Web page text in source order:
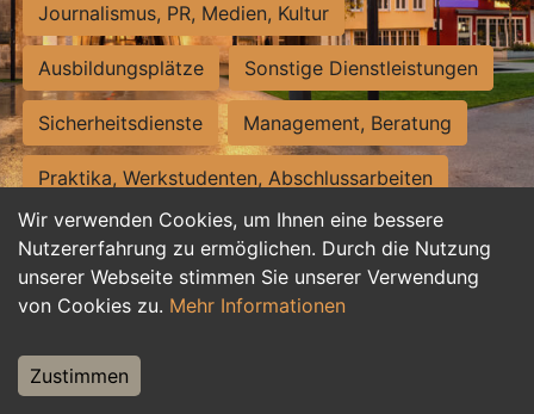
Wir verwenden Cookies, um Ihnen eine bessere
Nutzererfahrung zu ermöglichen. Durch die Nutzung
unserer Webseite stimmen Sie unserer Verwendung
von Cookies zu. Mehr Informationen
Zustimmen
Journalismus, PR, Medien, Kultur
Ausbildungsplätze Sonstige Dienstleistungen
Sicherheitsdienste Management, Beratung
Praktika, Werkstudenten, Abschlussarbeiten
Personalwesen Assistenz, Sekretariat
Hilfskräfte, Aushilfs- und Nebenjobs
Weiterbildung, Studium, duale Ausbildung